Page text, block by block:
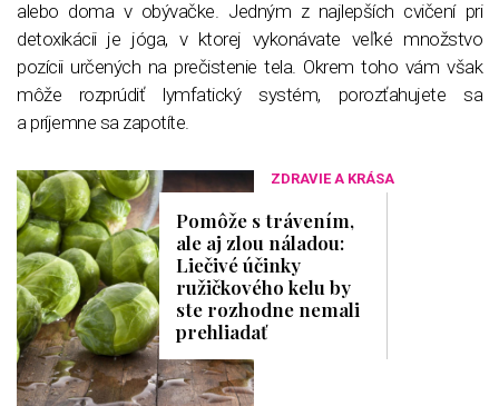
alebo doma v obývačke. Jedným z najlepších cvičení pri
detoxikácii je jóga, v ktorej vykonávate veľké množstvo
pozícii určených na prečistenie tela. Okrem toho vám však
môže rozprúdiť lymfatický systém, porozťahujete sa
a príjemne sa zapotíte.
ZDRAVIE A KRÁSA
Pomôže s trávením,
ale aj zlou náladou:
Liečivé účinky
ružičkového kelu by
ste rozhodne nemali
prehliadať